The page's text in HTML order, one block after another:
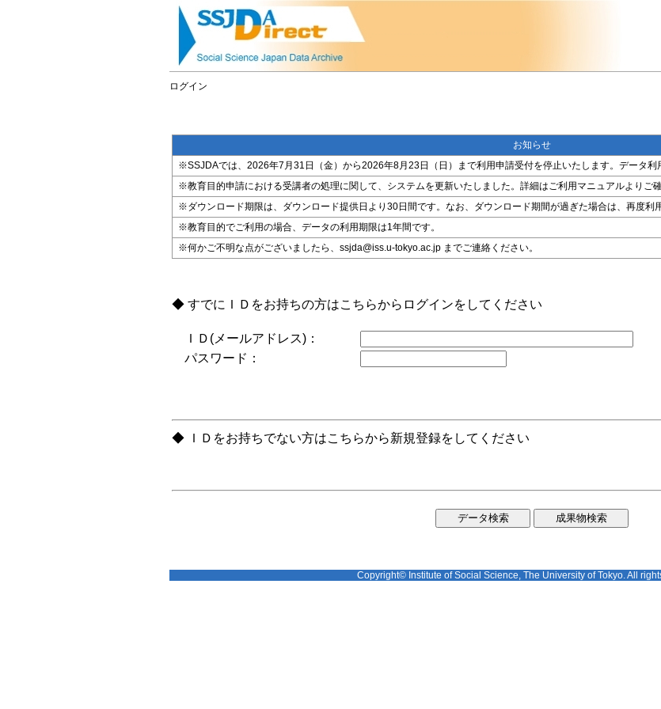
ログイン
お知らせ
※SSJDAでは、2026年7月31日（金）から2026年8月23日（日）まで利用申請受付を停止いたします。データ利
※教育目的申請における受講者の処理に関して、システムを更新いたしました。詳細はご利用マニュアルよりご確
※ダウンロード期限は、ダウンロード提供日より30日間です。なお、ダウンロード期間が過ぎた場合は、再度利
※教育目的でご利用の場合、データの利用期限は1年間です。
※何かご不明な点がございましたら、ssjda@iss.u-tokyo.ac.jp までご連絡ください。
◆ すでにＩＤをお持ちの方はこちらからログインをしてください
ＩＤ(メールアドレス)：
パスワード：
◆ ＩＤをお持ちでない方はこちらから新規登録をしてください
Copyright© Institute of Social Science, The University of Tokyo. All